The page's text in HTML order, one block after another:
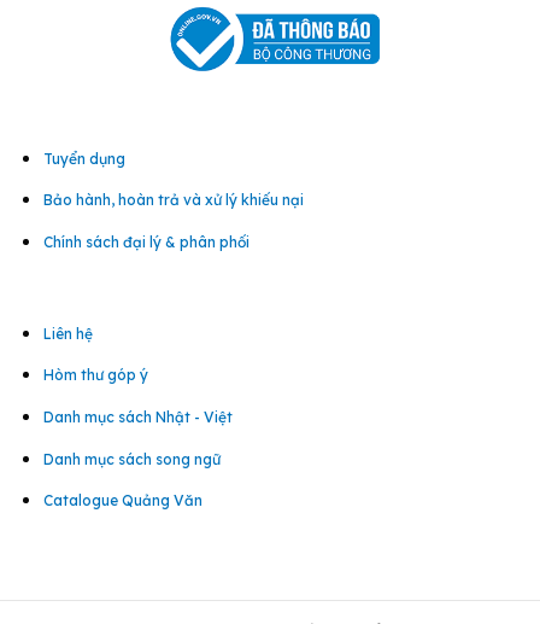
Tuyển dụng
Bảo hành, hoàn trả và xử lý khiếu nại
Chính sách đại lý & phân phối
Liên hệ
Hòm thư góp ý
Danh mục sách Nhật - Việt
Danh mục sách song ngữ
Catalogue Quảng Văn